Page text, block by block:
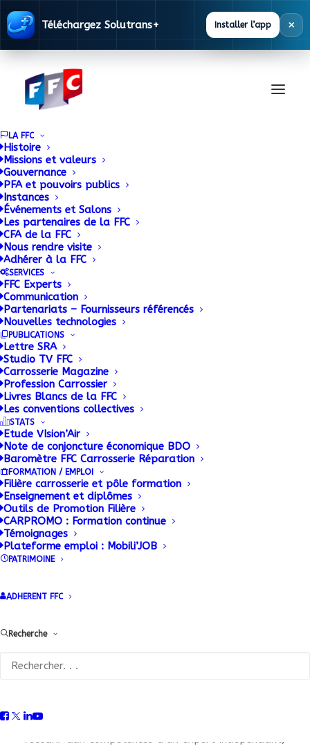
Téléchargez Solutrans+ Installer l’app ×
LA FFC
Histoire
Missions et valeurs
Gouvernance
PFA et pouvoirs publics
Instances
Événements et Salons
Les partenaires de la FFC
CFA de la FFC
Nous rendre visite
Adhérer à la FFC
SERVICES
FFC Experts
Communication
Partenariats – Fournisseurs référencés
Nouvelles technologies
PUBLICATIONS
Lettre SRA
Studio TV FFC
Carrosserie Magazine
Profession Carrossier
Livres Blancs de la FFC
Les conventions collectives
STATS
Etude VIsion’Air
Note de conjoncture économique BDO
Baromètre FFC Carrosserie Réparation
FORMATION / EMPLOI
Filière carrosserie et pôle formation
Enseignement et diplômes
Outils de Promotion Filière
CARPROMO : Formation continue
Témoignages
Plateforme emploi : Mobili’JOB
PATRIMOINE
ADHERENT FFC
Recherche
La FFC Mobilité
Réparation et Services
se déplace dans les
Hauts-de-France
La FFC Mobilité
Réparation et Services
se déplace dans les
Hauts-de-France
13 DÉCEMBRE 2019 | BY.RICHARD@FFC-CARROSSERIE.ORG FREDERIC
Le Mardi 10 décembre, la FFC Mobilité Réparation
Les partenaires habituels étaient présents pour
les 25 carrossiers présents.
nouveau exprimé sur l’intérêt pour le carrossier de
recourir aux compétences d’un expert indépendant,